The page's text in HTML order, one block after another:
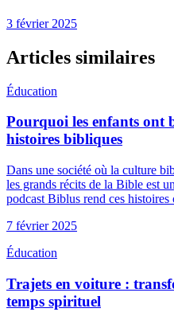
3 février 2025
Articles similaires
Éducation
Pourquoi les enfants ont
histoires bibliques
Dans une société où la culture
les grands récits de la Bible est
podcast Biblus rend ces histoires
7 février 2025
Éducation
Trajets en voiture :
temps spirituel